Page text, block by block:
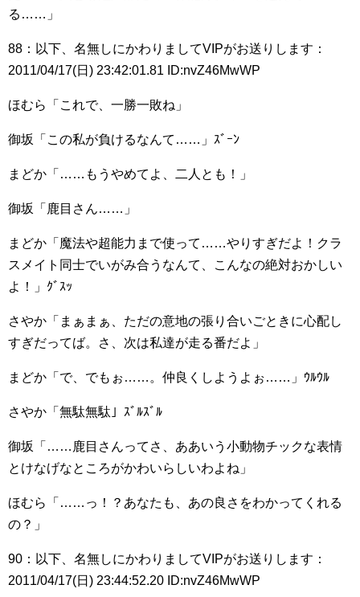
る……」
88：以下、名無しにかわりましてVIPがお送りします：
2011/04/17(日) 23:42:01.81 ID:nvZ46MwWP
ほむら「これで、一勝一敗ね」
御坂「この私が負けるなんて……」ｽﾞｰﾝ
まどか「……もうやめてよ、二人とも！」
御坂「鹿目さん……」
まどか「魔法や超能力まで使って……やりすぎだよ！クラ
スメイト同士でいがみ合うなんて、こんなの絶対おかしい
よ！」ｸﾞｽｯ
さやか「まぁまぁ、ただの意地の張り合いごときに心配し
すぎだってば。さ、次は私達が走る番だよ」
まどか「で、でもぉ……。仲良くしようよぉ……」ｳﾙｳﾙ
さやか「無駄無駄」ｽﾞﾙｽﾞﾙ
御坂「……鹿目さんってさ、ああいう小動物チックな表情
とけなげなところがかわいらしいわよね」
ほむら「……っ！？あなたも、あの良さをわかってくれる
の？」
90：以下、名無しにかわりましてVIPがお送りします：
2011/04/17(日) 23:44:52.20 ID:nvZ46MwWP